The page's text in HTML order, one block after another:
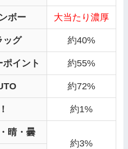
ボー 大当たり濃厚
ッグ 約40%
イント 約55%
約72%
！ 約1%
晴・曇
約3%